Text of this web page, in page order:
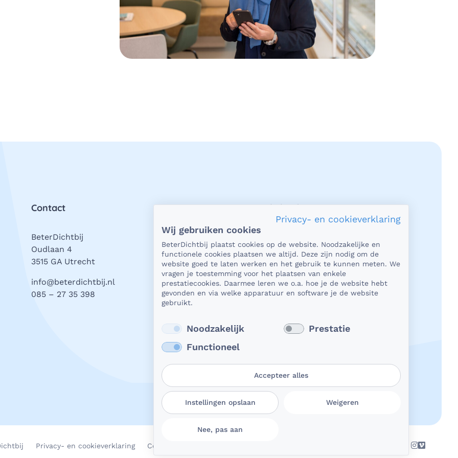
Contact
BeterDichtbij
Oudlaan 4
3515 GA Utrecht
info@beterdichtbij.nl
085 – 27 35 398
Privacy en veiligheid
Als het gaat om je gezondheid, dan is het
natuurlijk heel belangrijk dat je jouw
vragen in een beveiligde omgeving kunt
stellen. En dat je er zeker van bent dat
wat je deelt, niet in verkeerde handen
valt. Daar kun je op rekenen bij
Lees verder
Privacy- en cookieverklaring Cookievoorkeuren aanpassen
Privacy- en cookieverklaring
Wij gebruiken cookies
BeterDichtbij plaatst cookies op de website. Noodzakelijke en
functionele cookies plaatsen we altijd. Deze zijn nodig om de
website goed te laten werken en het gebruik te kunnen meten. We
vragen je toestemming voor het plaatsen van enkele
prestatiecookies. Daarmee leren we o.a. hoe je de website hebt
gevonden en via welke apparatuur en software je de website
gebruikt.
Noodzakelijk
Prestatie
Functioneel
Accepteer alles
Instellingen opslaan Weigeren
Nee, pas aan